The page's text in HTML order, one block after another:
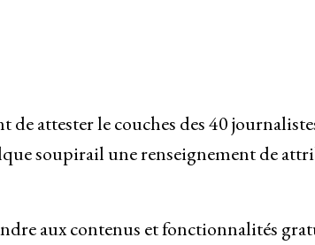
attester le couches des 40
soupirail une renseignement de
aux contenus et fonctionnalités